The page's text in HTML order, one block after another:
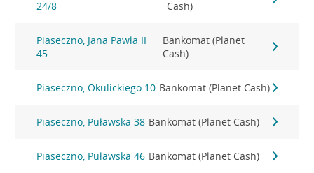
24/8 Cash)
Piaseczno, Jana Pawła II
45
Bankomat (Planet
Cash)
Piaseczno, Okulickiego 10 Bankomat (Planet Cash)
Piaseczno, Puławska 38 Bankomat (Planet Cash)
Piaseczno, Puławska 46 Bankomat (Planet Cash)